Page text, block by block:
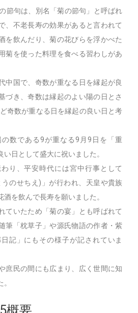
節句は、別名「菊の節句」と呼ばれ
、不老長寿の効果があると言われて
を飲んだり、菊の花びらを浮かべた
菊を使った料理を食べる習わしがあ
中国で、奇数が重なる日を縁起が良
づき、奇数は縁起のよい陽の日とさ
奇数が重なる日を縁起の良い日と考
数である9が重なる9月9日を「重
日として盛大に祝いました。
り、平安時代には宮中行事として
うのせちえ)」が行われ、天皇や貴族
を飲んで長寿を願いました。
ていたため「菊の宴」とも呼ばれて
筆「枕草子」や源氏物語の作者・紫
記」にもその様子が記されていま
庶民の間にも広まり、広く世間に知